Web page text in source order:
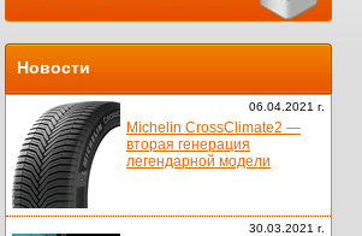
Новости
06.04.2021 г.
Michelin CrossClimate2 —
вторая генерация
легендарной модели
30.03.2021 г.